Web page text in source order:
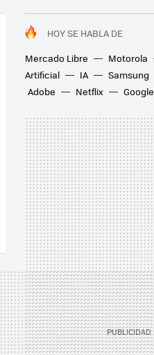
HOY SE HABLA DE
Mercado Libre
Motorola
Artificial
IA Samsung
Adobe
Netflix Google